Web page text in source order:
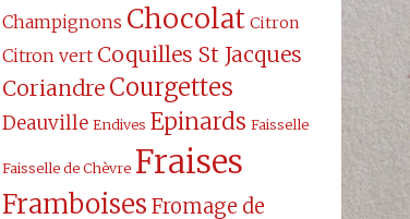
Champignons Chocolat Citron
Citron vert Coquilles St Jacques
Coriandre Courgettes
Deauville Endives Epinards Faisselle
Faisselle de Chèvre Fraises
Framboises Fromage de